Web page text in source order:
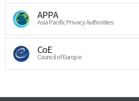
APPA
Asia Pacific Privacy Authorities
CoE
Council of Europe